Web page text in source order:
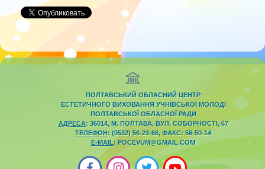
ПОЛТАВСЬКИЙ ОБЛАСНИЙ ЦЕНТР
ЕСТЕТИЧНОГО ВИХОВАННЯ УЧНІВСЬКОЇ МОЛОДІ
ПОЛТАВСЬКОЇ ОБЛАСНОЇ РАДИ
АДРЕСА: 36014, М. ПОЛТАВА, ВУЛ. СОБОРНОСТІ, 67
ТЕЛЕФОН: (0532) 56-23-66, ФАКС: 56-50-14
E-MAIL: POCEVUM@GMAIL.COM